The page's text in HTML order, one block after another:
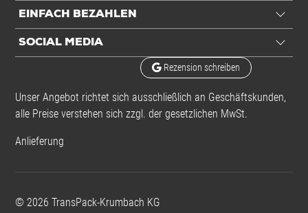
Aufdruck ESD-Logo
Einheiten
Stück: 1 Stück / 0,01 kg
EINFACH BEZAHLEN
SOCIAL MEDIA
Rezension schreiben
Unser Angebot richtet sich ausschließlich an Geschäftskunden,
alle Preise verstehen sich zzgl. der gesetzlichen MwSt.
Anlieferung
© 2026 TransPack-Krumbach KG